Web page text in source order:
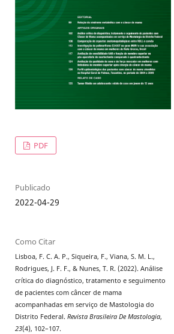
PDF
Publicado
2022-04-29
Como Citar
Lisboa, F. C. A. P., Siqueira, F., Viana, S. M. L.,
Rodrigues, J. F. F., & Nunes, T. R. (2022). Análise
crítica do diagnóstico, tratamento e seguimento
de pacientes com câncer de mama
acompanhadas em serviço de Mastologia do
Distrito Federal.Revista Brasileira De Mastologia,
23(4), 102–107.